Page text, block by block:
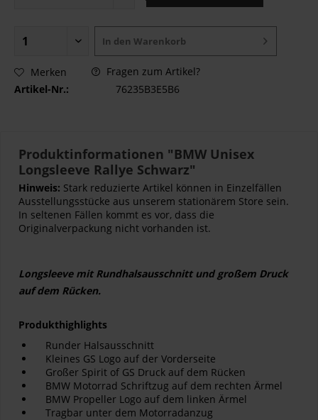
In den Warenkorb
Merken
Fragen zum Artikel?
Artikel-Nr.:
76235B3E5B6
Produktinformationen "BMW Unisex
Longsleeve Rallye Schwarz"
Hinweis: Stark reduzierte Artikel können in Einzelfällen
Ausstellungsstücke aus unserem stationärem Store sein.
In seltenen Fällen kommt es vor, dass die
Originalverpackung nicht vorhanden ist.
Longsleeve mit Rundhalsausschnitt und großem Druck
auf dem Rücken.
Produkthighlights
Runder Halsausschnitt
Kleines GS Logo auf der Vorderseite
Großer Spirit of GS Druck auf dem Rücken
BMW Motorrad Schriftzug auf dem rechten Ärmel
BMW Propeller Logo auf dem linken Ärmel
Tragbar unter dem Motorradanzug